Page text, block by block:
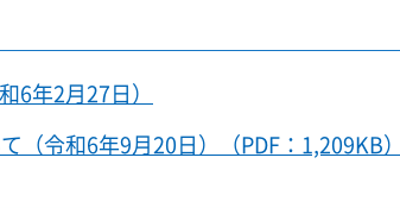
6年2月27日）
（令和6年9月20日）（PDF：1,209KB